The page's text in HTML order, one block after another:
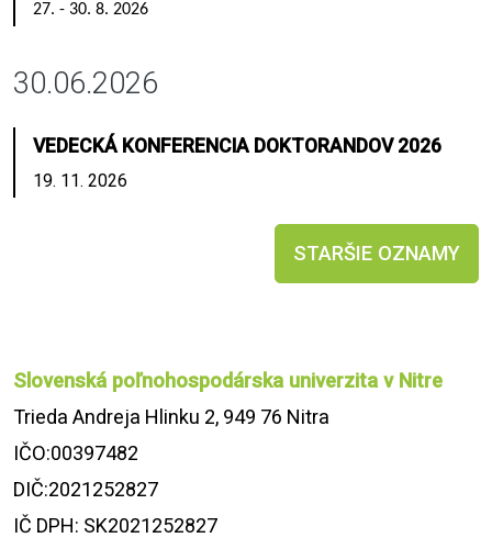
27. - 30. 8. 2026
30.06.2026
VEDECKÁ KONFERENCIA DOKTORANDOV 2026
19. 11. 2026
STARŠIE OZNAMY
Slovenská poľnohospodárska univerzita v Nitre
Trieda Andreja Hlinku 2, 949 76 Nitra
IČO:00397482
DIČ:2021252827
IČ DPH: SK2021252827